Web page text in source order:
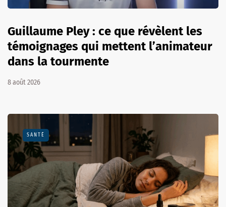
Guillaume Pley : ce que révèlent les
témoignages qui mettent l’animateur
dans la tourmente
8 août 2026
SANTÉ